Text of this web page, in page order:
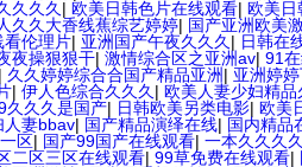
久久久 | 欧美日韩色片在线观看| 欧美日
久久大香线蕉综艺婷婷| 国产亚洲欧美
看伦理片| 亚洲国产午夜久久久 | 日韩在
夜操狠狠干| 激情综合区之亚洲av| 91
| 久久婷婷综合合国产精品亚洲| 亚洲婷
| 伊人色综合久久久 | 欧美人妻少妇精品
久久久是国产| 日韩欧美另类电影| 欧美
人妻bbav| 国产精品演绎在线| 国内精品
区| 国产99国产在线观看| 一本久久久
二区三区在线观看| 99草免费在线观看|